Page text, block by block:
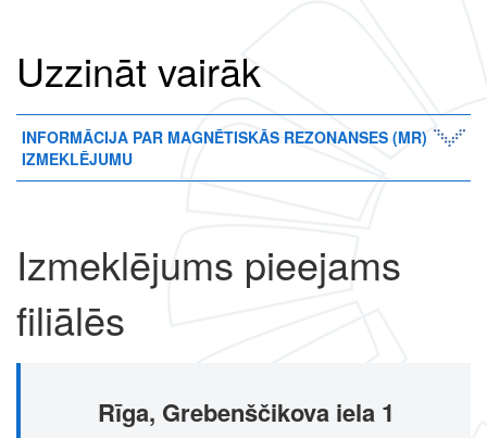
Uzzināt vairāk
INFORMĀCIJA PAR MAGNĒTISKĀS REZONANSES (MR)
IZMEKLĒJUMU
Izmeklējums pieejams
filiālēs
Rīga, Grebenščikova iela 1